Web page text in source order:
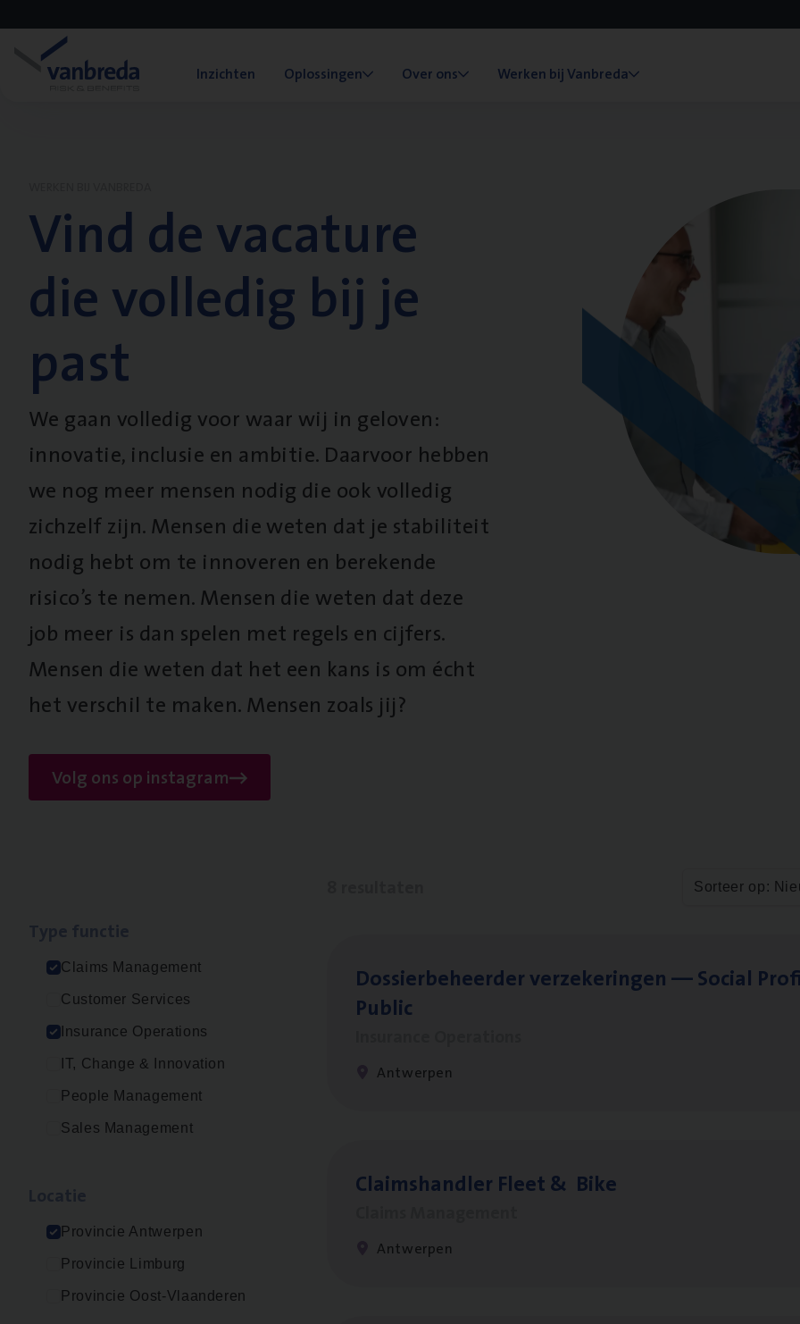
Inzichten Oplossingen Over ons Werken bij Vanbreda
Vind de vacature
die volledig bij je
past
We gaan volledig voor waar wij in geloven:
innovatie, inclusie en ambitie. Daarvoor hebben
we nog meer mensen nodig die ook volledig
zichzelf zijn. Mensen die weten dat je stabiliteit
nodig hebt om te innoveren en berekende
risico’s te nemen. Mensen die weten dat deze
job meer is dan spelen met regels en cijfers.
Mensen die weten dat het een kans is om écht
het verschil te maken. Mensen zoals jij?
Volg ons op instagram
Claims Management
Customer Services
Insurance Operations
IT, Change & Innovation
People Management
Sales Management
Provincie Antwerpen
Provincie Limburg
Provincie Oost-Vlaanderen
Sorteer op:
Dos­sier­be­heer­der ver­ze­ke­rin­gen — Soci­al
Public
Antwerpen
Claims­hand­ler Fleet& Bike
Antwerpen